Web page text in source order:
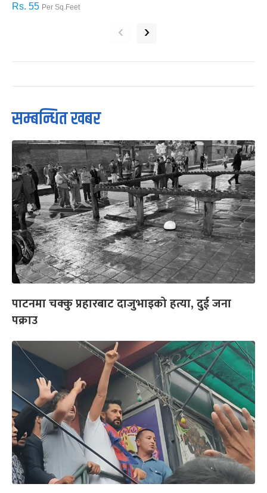
Rs. 55 Per Sq.Feet
‹ ›
सम्बन्धित खबर
पाटनमा चक्कु प्रहारबाट दाजुभाइको हत्या, दुई जना
पक्राउ